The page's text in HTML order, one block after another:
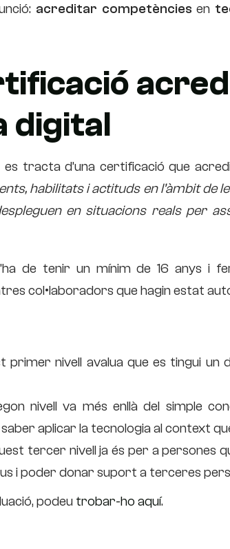
acreditar competències en
digital
es tracta d’una certificació que
habilitats i actituds en l’àmbit de
en situacions reals per
de tenir un mínim de 16 anys i
col•laboradors que hagin estat
primer nivell avalua que es tingui un
nivell va més enllà del simple
aplicar la tecnologia al context
tercer nivell ja és per a persones
i poder donar suport a terceres
podeu trobar-ho aquí.